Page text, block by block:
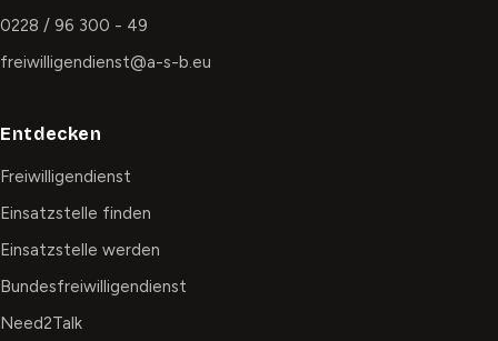
0228 / 96 300 - 49
freiwilligendienst@a-s-b.eu
Entdecken
Freiwilligendienst
Einsatzstelle finden
Einsatzstelle werden
Bundesfreiwilligendienst
Need2Talk